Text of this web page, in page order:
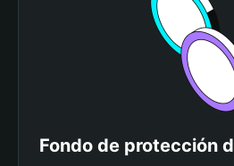
Fondo de protección